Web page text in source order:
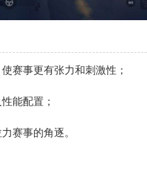
赛事更有张力和刺激性；
能配置；
赛事的角逐。